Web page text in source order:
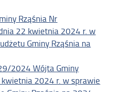
Rząśnia Nr
22 kwietnia 2024 r. w
Gminy Rząśnia na
2024 Wójta Gminy
kwietnia 2024 r. w sprawie